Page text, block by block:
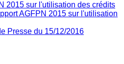
2015 sur l'utilisation des crédits
AGFPN 2015 sur l'utilisation
Presse du 15/12/2016